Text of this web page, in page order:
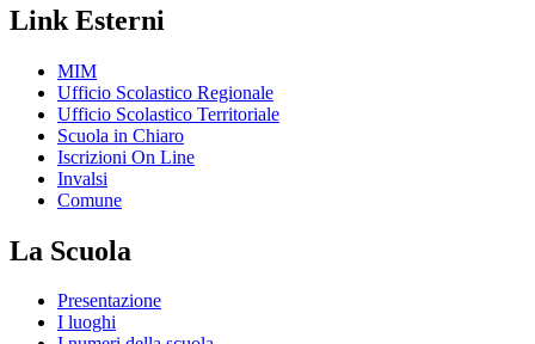
Link Esterni
MIM
Ufficio Scolastico Regionale
Ufficio Scolastico Territoriale
Scuola in Chiaro
Iscrizioni On Line
Invalsi
Comune
La Scuola
Presentazione
I luoghi